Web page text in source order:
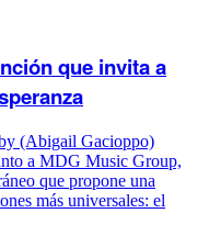
que invita a
(Abigail Gacioppo)
a MDG Music Group,
que propone una
más universales: el